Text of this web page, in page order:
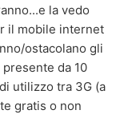
la vedo
il mobile internet
ostacolano gli
da 10
utilizzo tra 3G (a
gratis o non